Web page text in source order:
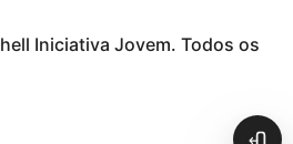
Iniciativa Jovem. Todos os